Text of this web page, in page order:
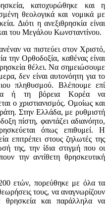
κατοχυρώθηκε και η
θεολογικά και νομικά με
Διότι η ανεξιθρησκία είναι
του Μεγάλου Κωνσταντίνου.
να πιστεύει στον Χριστό,
την Ορθοδοξία, καθένας είναι
θέλει. Να σημειώσουμε
δεν είναι αυτονόητη για το
πληθυσμού. Βλέπουμε επί
ή τη βόρεια Κορέα να
ο χριστιανισμός. Ομοίως και
Στην Ελλάδα, με ρυθμιστή
πίστη, φαντάζει αδιανόητο,
όπως επιθυμεί. Η
επιτρέπει στους ζηλωτές της
της, την ίδια στιγμή που οι
την αντίθετη θρησκευτική
ετών, πορεύθηκε με όλα τα
τους, να αναγνωρίζουν
θρησκεία και παράλληλα να